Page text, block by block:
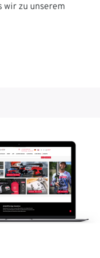
wir zu unserem